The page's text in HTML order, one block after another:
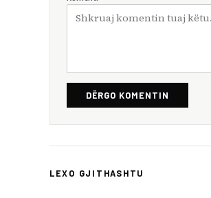
DËRGO KOMENTIN
LEXO GJITHASHTU